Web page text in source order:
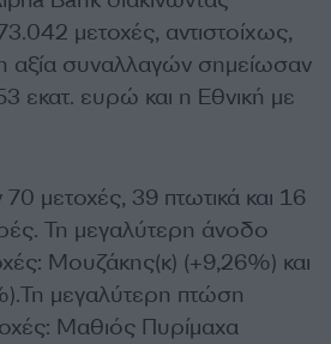
μετοχές, αντιστοίχως,
αξία συναλλαγών σημείωσαν
εκατ. ευρώ και η Εθνική με
μετοχές, 39 πτωτικά και 16
Τη μεγαλύτερη άνοδο
Μουζάκης(κ) (+9,26%) και
μεγαλύτερη πτώση
Μαθιός Πυρίμαχα